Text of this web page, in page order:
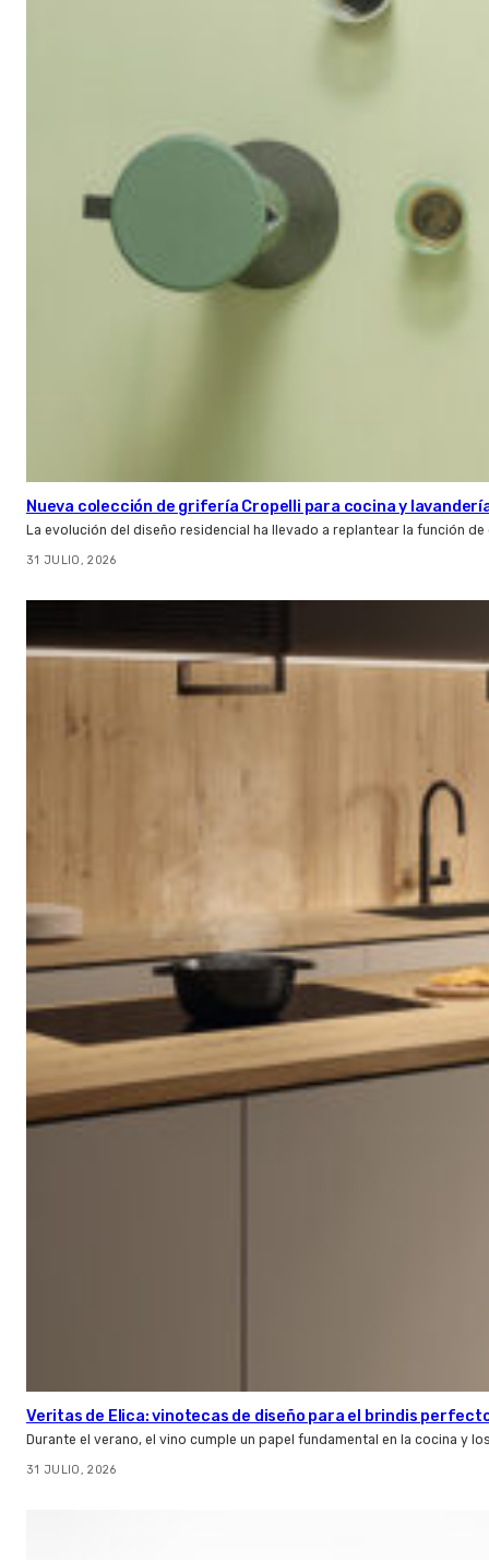
Nueva colección de grifería Cropelli para cocina y
La evolución del diseño residencial ha llevado a replantear la función
31 JULIO, 2026
Veritas de Elica: vinotecas de diseño para el brindis
Durante el verano, el vino cumple un papel fundamental en la cocina y
31 JULIO, 2026